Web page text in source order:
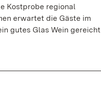
Kostprobe regional
erwartet die Gäste im
gutes Glas Wein gereicht